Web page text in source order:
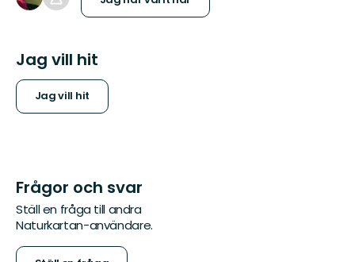
Jag vill hit
Jag vill hit
Frågor och svar
Ställ en fråga till andra
Naturkartan-användare.